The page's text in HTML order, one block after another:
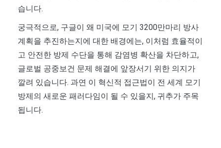
습니다.
궁극적으로, 구글이 왜 미국에 모기 3200만마리 방사
계획을 추진하는지에 대한 배경에는, 이처럼 효율적이
고 안전한 방제 수단을 통해 감염병 확산을 차단하고,
글로벌 공중보건 문제 해결에 앞장서기 위한 의지가
깔려 있습니다. 과연 이 혁신적 접근법이 전 세계 모기
방제의 새로운 패러다임이 될 수 있을지, 귀추가 주목
됩니다.